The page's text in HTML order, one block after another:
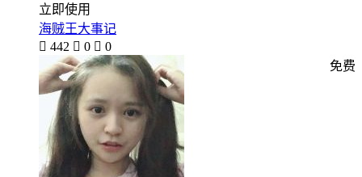
立即使用
海贼王大事记
 442  0  0
免费